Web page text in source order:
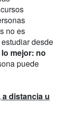
no es
desde
mejor: no
puede
distancia u